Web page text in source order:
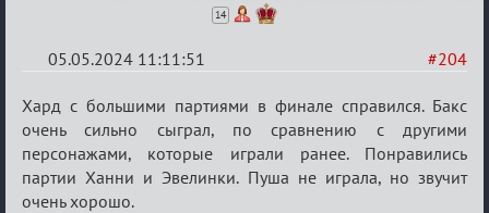
14
#204
05.05.2024 11:11:51
Re:
Мафский
Стихоплёт
(обсуждение)
Хард с большими партиями в финале справился. Бакс
очень сильно сыграл, по сравнению с другими
персонажами, которые играли ранее. Понравились
партии Ханни и Эвелинки. Пуша не играла, но звучит
очень хорошо.